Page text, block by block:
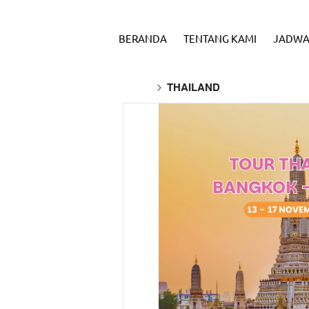
BERANDA TENTANG KAMI
THAILAND